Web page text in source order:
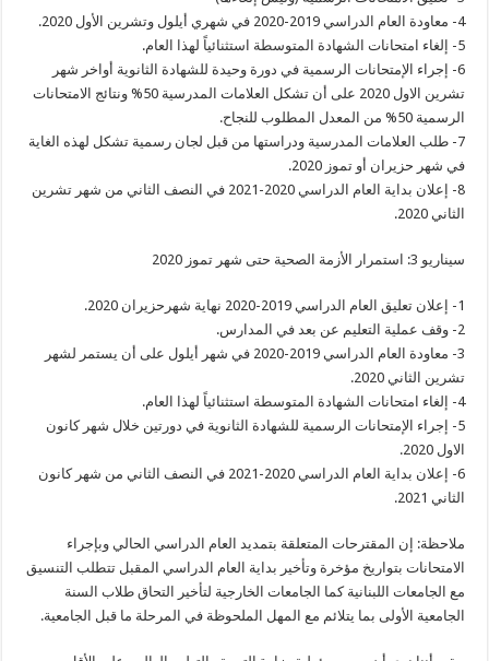
4- معاودة العام الدراسي 2019-2020 في شهري أيلول وتشرين الأول 2020.
5- إلغاء امتحانات الشهادة المتوسطة استثنائياً لهذا العام.
6- إجراء الإمتحانات الرسمية في دورة وحيدة للشهادة الثانوية أواخر شهر
تشرين الاول 2020 على أن تشكل العلامات المدرسية 50% ونتائج الامتحانات
الرسمية 50% من المعدل المطلوب للنجاح.
7- طلب العلامات المدرسية ودراستها من قبل لجان رسمية تشكل لهذه الغاية
في شهر حزيران أو تموز 2020.
8- إعلان بداية العام الدراسي 2020-2021 في النصف الثاني من شهر تشرين
الثاني 2020.
سيناريو 3: استمرار الأزمة الصحية حتى شهر تموز 2020
1- إعلان تعليق العام الدراسي 2019-2020 نهاية شهرحزيران 2020.
2- وقف عملية التعليم عن بعد في المدارس.
3- معاودة العام الدراسي 2019-2020 في شهر أيلول على أن يستمر لشهر
تشرين الثاني 2020.
4- إلغاء امتحانات الشهادة المتوسطة استثنائياً لهذا العام.
5- إجراء الإمتحانات الرسمية للشهادة الثانوية في دورتين خلال شهر كانون
الاول 2020.
6- إعلان بداية العام الدراسي 2020-2021 في النصف الثاني من شهر كانون
الثاني 2021.
ملاحظة: إن المقترحات المتعلقة بتمديد العام الدراسي الحالي وبإجراء
الامتحانات بتواريخ مؤخرة وتأخير بداية العام الدراسي المقبل تتطلب التنسيق
مع الجامعات اللبنانية كما الجامعات الخارجية لتأخير التحاق طلاب السنة
الجامعية الأولى بما يتلائم مع المهل الملحوظة في المرحلة ما قبل الجامعية.